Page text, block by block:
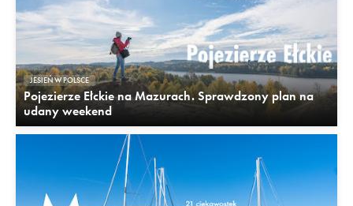
JESIEŃ W POLSCE
Pojezierze Ełckie na Mazurach. Sprawdzony plan na
udany weekend